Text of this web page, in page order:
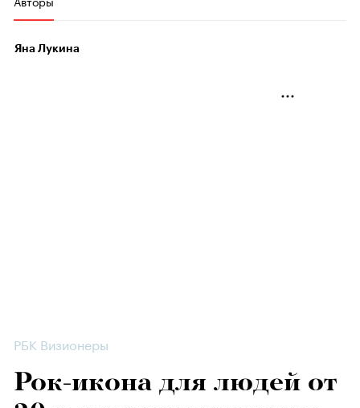
Яна Лукина
РБК Визионеры
Рок-икона для людей от